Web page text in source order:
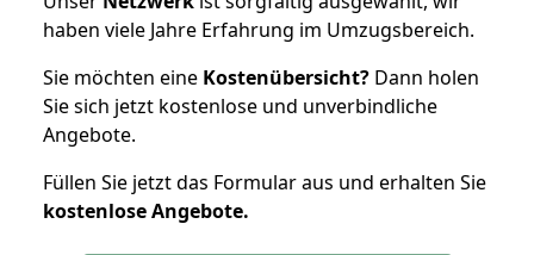
haben viele Jahre Erfahrung im Umzugsbereich.
Sie möchten eine Kostenübersicht? Dann holen
Sie sich jetzt kostenlose und unverbindliche
Angebote.
Füllen Sie jetzt das Formular aus und erhalten Sie
kostenloseAngebote.